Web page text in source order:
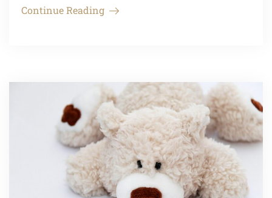
Continue Reading